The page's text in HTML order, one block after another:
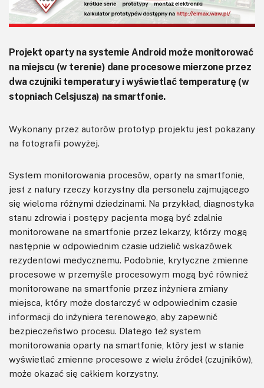
Projekt oparty na systemie Android może monitorować
na miejscu (w terenie) dane procesowe mierzone przez
dwa czujniki temperatury i wyświetlać temperaturę (w
stopniach Celsjusza) na smartfonie.
Wykonany przez autorów prototyp projektu jest pokazany
na fotografii powyżej.
System monitorowania procesów, oparty na smartfonie,
jest z natury rzeczy korzystny dla personelu zajmującego
się wieloma różnymi dziedzinami. Na przykład, diagnostyka
stanu zdrowia i postępy pacjenta mogą być zdalnie
monitorowane na smartfonie przez lekarzy, którzy mogą
następnie w odpowiednim czasie udzielić wskazówek
rezydentowi medycznemu. Podobnie, krytyczne zmienne
procesowe w przemyśle procesowym mogą być również
monitorowane na smartfonie przez inżyniera zmiany
miejsca, który może dostarczyć w odpowiednim czasie
informacji do inżyniera terenowego, aby zapewnić
bezpieczeństwo procesu. Dlatego też system
monitorowania oparty na smartfonie, który jest w stanie
wyświetlać zmienne procesowe z wielu źródeł (czujników),
może okazać się całkiem korzystny.